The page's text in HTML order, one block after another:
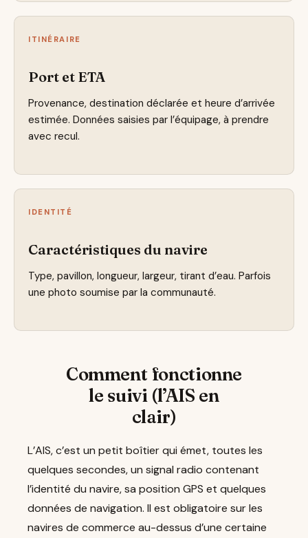
ITINÉRAIRE
Port et ETA
Provenance, destination déclarée et heure d’arrivée
estimée. Données saisies par l’équipage, à prendre
avec recul.
IDENTITÉ
Caractéristiques du navire
Type, pavillon, longueur, largeur, tirant d’eau. Parfois
une photo soumise par la communauté.
Comment fonctionne
le suivi (l’AIS en
clair)
L’AIS, c’est un petit boîtier qui émet, toutes les
quelques secondes, un signal radio contenant
l’identité du navire, sa position GPS et quelques
données de navigation. Il est obligatoire sur les
navires de commerce au-dessus d’une certaine